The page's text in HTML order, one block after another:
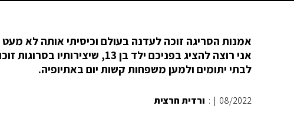
אמנות הסריגה זוכה לעדנה בעולם וכיסיתי אותה לא
אני רוצה להציג בפניכם ילד בן
לבתי יתומים ולמען משפחות קשות יום באתיופיה.
08/2022
|
: ורדית חרצית